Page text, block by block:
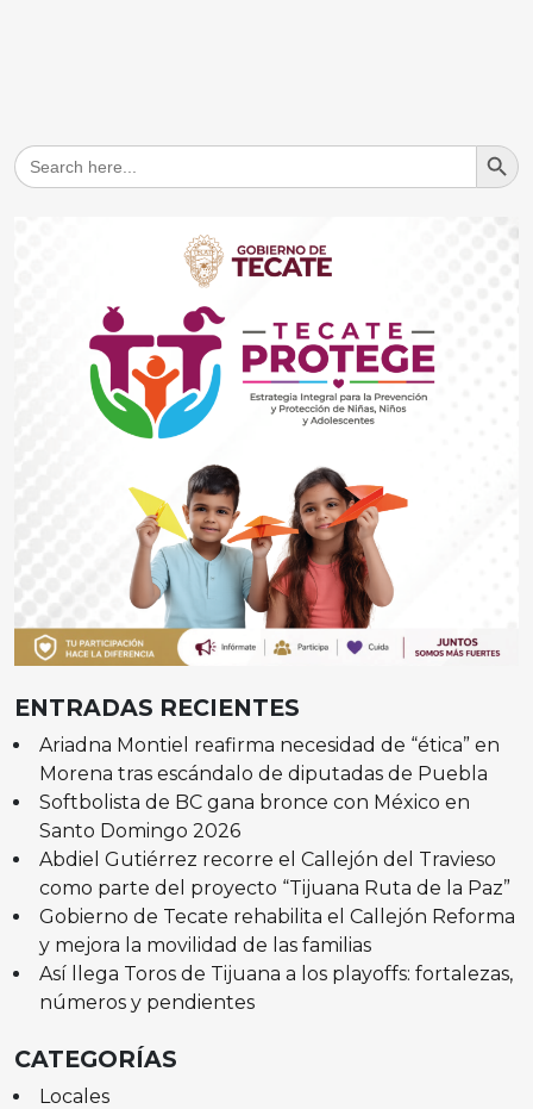
Search
for:
Search
ENTRADAS RECIENTES
Ariadna Montiel reafirma necesidad de “ética” en
Morena tras escándalo de diputadas de Puebla
Softbolista de BC gana bronce con México en
Santo Domingo 2026
Abdiel Gutiérrez recorre el Callejón del Travieso
como parte del proyecto “Tijuana Ruta de la Paz”
Gobierno de Tecate rehabilita el Callejón Reforma
y mejora la movilidad de las familias
Así llega Toros de Tijuana a los playoffs: fortalezas,
números y pendientes
CATEGORÍAS
Locales